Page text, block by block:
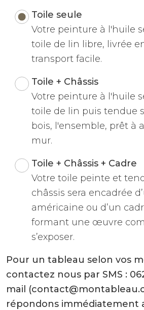
Toile seule
Votre peinture à l'huile
toile de lin libre, livrée
transport facile.
Toile + Châssis
Votre peinture à l'huile
toile de lin puis tendue
bois, l'ensemble, prêt à
mur.
Toile + Châssis + Cadre
Votre toile peinte et
châssis sera encadrée
américaine ou d’un
formant une œuvre
s’exposer.
Pour un tableau selon vos
contactez nous par SMS :
mail
répondons immédiatement